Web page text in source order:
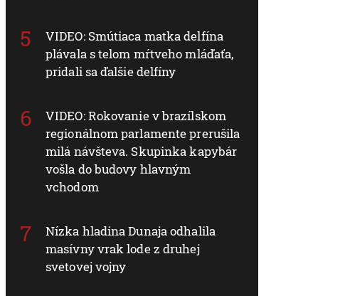
VIDEO: Smútiaca matka delfína
plávala s telom mŕtveho mláďaťa,
pridali sa ďalšie delfíny
VIDEO: Rokovanie v brazílskom
regionálnom parlamente prerušila
milá návšteva. Skupinka kapybár
vošla do budovy hlavným
vchodom
Nízka hladina Dunaja odhalila
masívny vrak lode z druhej
svetovej vojny